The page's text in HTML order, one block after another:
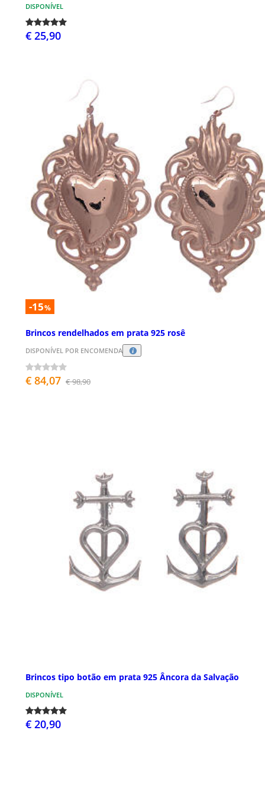
DISPONÍVEL
€ 25,90
-15%
Brincos rendelhados em prata 925 rosê
DISPONÍVEL POR ENCOMENDA
€ 84,07 € 98,90
Brincos tipo botão em prata 925 Âncora da Salvação
DISPONÍVEL
€ 20,90